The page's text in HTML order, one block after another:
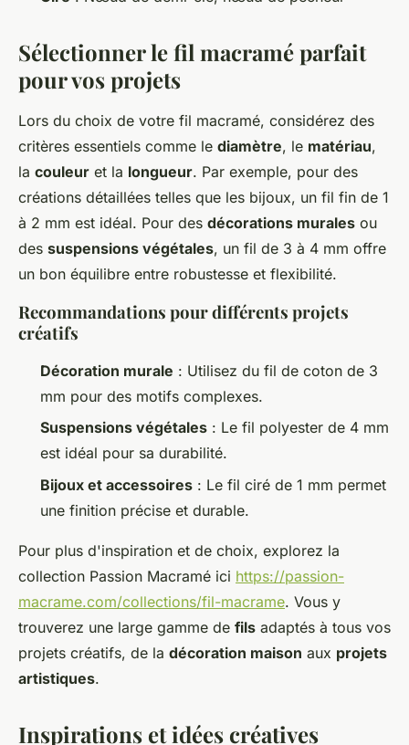
Sélectionner le fil macramé parfait
pour vos projets
Lors du choix de votre fil macramé, considérez des
critères essentiels comme le diamètre, le matériau,
la couleur et la longueur. Par exemple, pour des
créations détaillées telles que les bijoux, un fil fin de 1
à 2 mm est idéal. Pour des décorations murales ou
des suspensions végétales, un fil de 3 à 4 mm offre
un bon équilibre entre robustesse et flexibilité.
Recommandations pour différents projets
créatifs
Décoration murale : Utilisez du fil de coton de 3
mm pour des motifs complexes.
Suspensions végétales : Le fil polyester de 4 mm
est idéal pour sa durabilité.
Bijoux et accessoires : Le fil ciré de 1 mm permet
une finition précise et durable.
Pour plus d'inspiration et de choix, explorez la
collection Passion Macramé ici https://passion-
macrame.com/collections/fil-macrame. Vous y
trouverez une large gamme de fils adaptés à tous vos
projets créatifs, de la décoration maison aux projets
artistiques.
Inspirations et idées créatives